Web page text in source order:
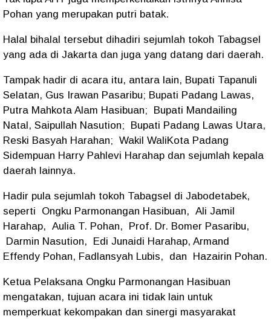
Pohan yang merupakan putri batak.
Halal bihalal tersebut dihadiri sejumlah tokoh Tabagsel
yang ada di Jakarta dan juga yang datang dari daerah.
Tampak hadir di acara itu, antara lain, Bupati Tapanuli
Selatan, Gus Irawan Pasaribu; Bupati Padang Lawas,
Putra Mahkota Alam Hasibuan;
Bupati Mandailing
Natal, Saipullah Nasution;
Bupati Padang Lawas Utara,
Reski Basyah Harahan; Wakil WaliKota Padang
Sidempuan Harry Pahlevi Harahap dan sejumlah kepala
daerah lainnya.
Hadir pula sejumlah tokoh Tabagsel di Jabodetabek,
seperti
Ongku Parmonangan Hasibuan, Ali Jamil
Harahap, Aulia T. Pohan,
Prof. Dr. Bomer Pasaribu,
Darmin Nasution,
Edi Junaidi Harahap, Armand
Effendy Pohan, Fadlansyah Lubis,
dan Hazairin Pohan.
Ketua Pelaksana Ongku Parmonangan Hasibuan
mengatakan, tujuan acara ini tidak lain untuk
memperkuat kekompakan dan sinergi masyarakat